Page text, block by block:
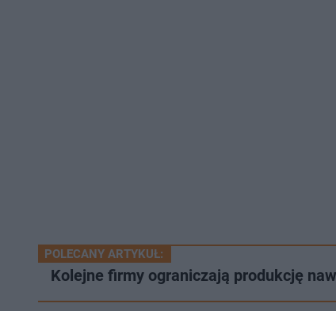
POLECANY ARTYKUŁ:
Kolejne firmy ograniczają produkcję